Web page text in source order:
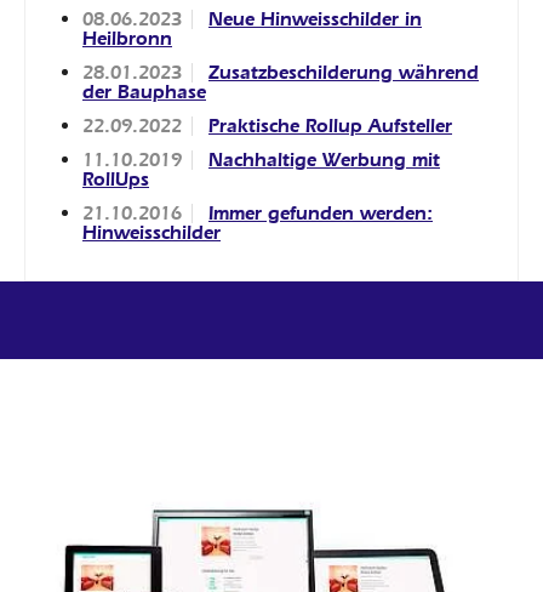
08.06.2023
Neue Hinweisschilder in
Heilbronn
28.01.2023
Zusatzbeschilderung während
der Bauphase
22.09.2022
Praktische Rollup Aufsteller
11.10.2019
Nachhaltige Werbung mit
RollUps
21.10.2016
Immer gefunden werden:
Hinweisschilder